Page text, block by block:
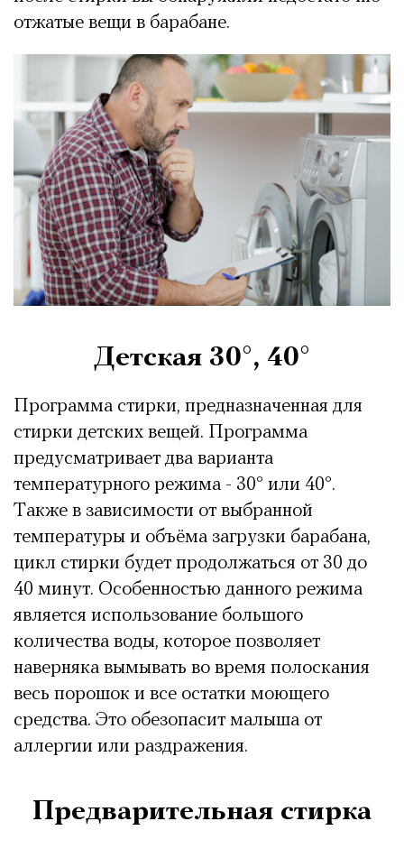
отжатые вещи в барабане.
Детская 30°, 40°
Программа стирки, предназначенная для
стирки детских вещей. Программа
предусматривает два варианта
температурного режима - 30° или 40°.
Также в зависимости от выбранной
температуры и объёма загрузки барабана,
цикл стирки будет продолжаться от 30 до
40 минут. Особенностью данного режима
является использование большого
количества воды, которое позволяет
наверняка вымывать во время полоскания
весь порошок и все остатки моющего
средства. Это обезопасит малыша от
аллергии или раздражения.
Предварительная стирка